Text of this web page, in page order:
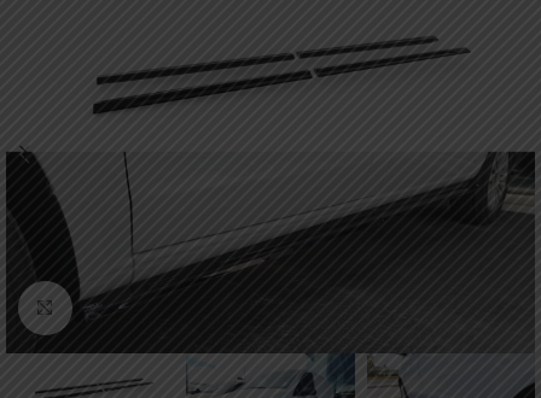
Κάντε κλικ για μεγέθυνση